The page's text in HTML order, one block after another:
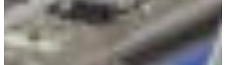
Czechia
Estonia